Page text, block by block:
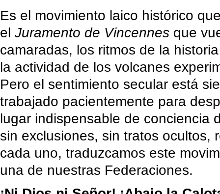
Es el movimiento laico histórico
el Juramento de Vincennes que
camaradas, los ritmos de la
la actividad de los volcanes
Pero el sentimiento secular está
trabajado pacientemente para
lugar indispensable de conciencia
sin exclusiones, sin tratos ocultos,
cada uno, traduzcamos este
una de nuestras Federaciones.